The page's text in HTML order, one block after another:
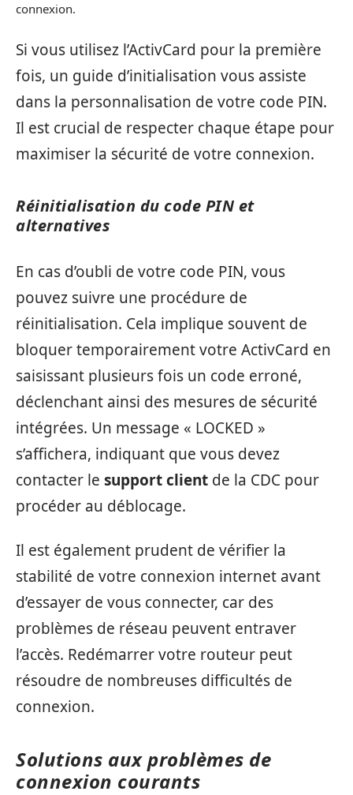
connexion.
Si vous utilisez l’ActivCard pour la première
fois, un guide d’initialisation vous assiste
dans la personnalisation de votre code PIN.
Il est crucial de respecter chaque étape pour
maximiser la sécurité de votre connexion.
Réinitialisation du code PIN et
alternatives
En cas d’oubli de votre code PIN, vous
pouvez suivre une procédure de
réinitialisation. Cela implique souvent de
bloquer temporairement votre ActivCard en
saisissant plusieurs fois un code erroné,
déclenchant ainsi des mesures de sécurité
intégrées. Un message « LOCKED »
s’affichera, indiquant que vous devez
contacter le support client de la CDC pour
procéder au déblocage.
Il est également prudent de vérifier la
stabilité de votre connexion internet avant
d’essayer de vous connecter, car des
problèmes de réseau peuvent entraver
l’accès. Redémarrer votre routeur peut
résoudre de nombreuses difficultés de
connexion.
Solutions aux problèmes de
connexion courants